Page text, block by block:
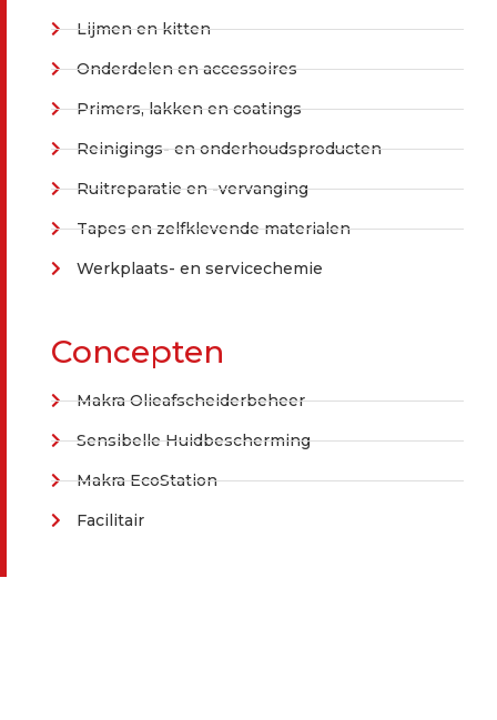
Lijmen en kitten
Onderdelen en accessoires
Primers, lakken en coatings
Reinigings- en onderhoudsproducten
Ruitreparatie en -vervanging
Tapes en zelfklevende materialen
Werkplaats- en servicechemie
Concepten
Makra Olieafscheiderbeheer
Sensibelle Huidbescherming
Makra EcoStation
Facilitair